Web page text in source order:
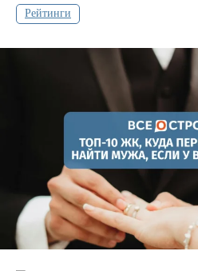
Рейтинги